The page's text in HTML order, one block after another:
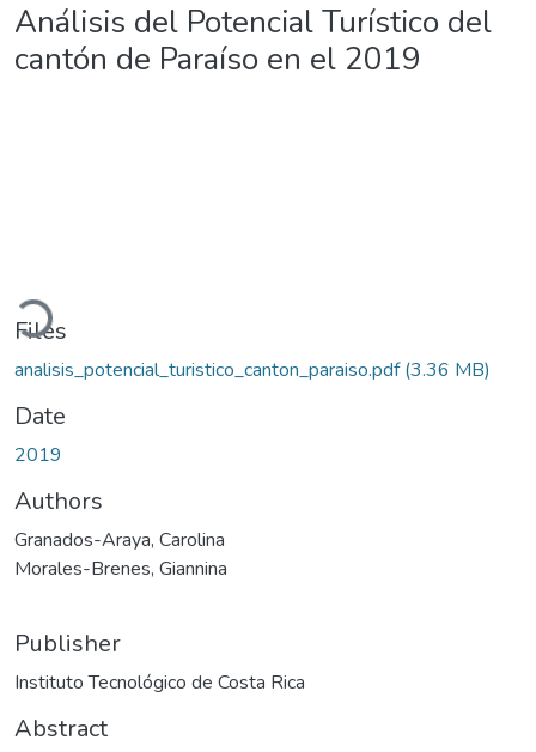
Análisis del Potencial Turístico del
cantón de Paraíso en el 2019
Loading...
Files
analisis_potencial_turistico_canton_paraiso.pdf(3.36 MB)
Date
2019
Authors
Granados-Araya, Carolina
Morales-Brenes, Giannina
Publisher
Instituto Tecnológico de Costa Rica
Abstract